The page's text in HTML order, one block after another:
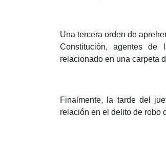
Una tercera orden de
Constitución, agentes de
relacionado en una carpeta
Finalmente, la tarde del
relación en el delito de robo